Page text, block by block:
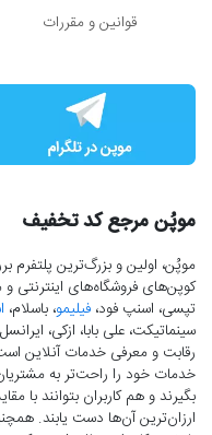
قوانین و مقررات
موپُن مرجع کد تخفیف
موپُن، اولین و بزرگ‌ترین
کوپن‌های فروشگاه‌های اینترنتی و
تپسی، اسنپ فود، فیلیمو، باسلام،
سینماتیکت، علی بابا، ازکی،
رقابت و معرفی خدمات آنلاین
خدمات خود را راحت‌تر به
بگیرند و هم کاربران بتوانند با
ارزان‌ترین آن‌ها دست‌ یابند.